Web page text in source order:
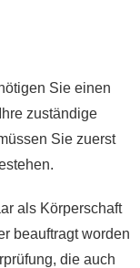
Sie einen
zuständige
Sie zuerst
als Körperschaft
beauftragt worden
die auch